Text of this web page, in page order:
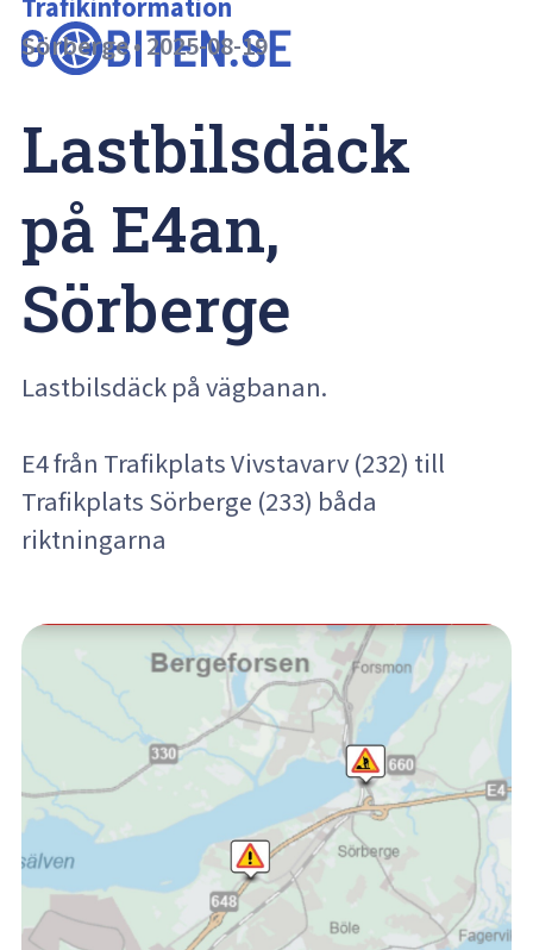
Trafikinformation
Sörberge•2025-08-19
Lastbilsdäck
på E4an,
Sörberge
Lastbilsdäck på vägbanan.
E4 från Trafikplats Vivstavarv (232) till
Trafikplats Sörberge (233) båda
riktningarna